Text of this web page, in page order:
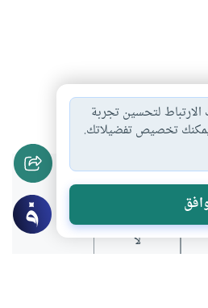
الأديان
بهذا المحتوى؟
لا
لتحسين تجربة
تخصيص تفضيلاتك.